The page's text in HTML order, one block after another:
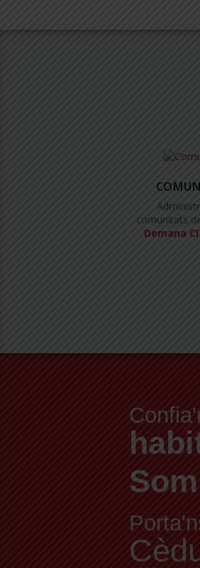
comunitats
Demana